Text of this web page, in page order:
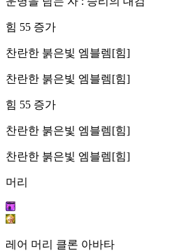
힘 55 증가
찬란한 붉은빛 엠블렘[힘]
찬란한 붉은빛 엠블렘[힘]
힘 55 증가
찬란한 붉은빛 엠블렘[힘]
찬란한 붉은빛 엠블렘[힘]
머리
레어 머리 클론 아바타